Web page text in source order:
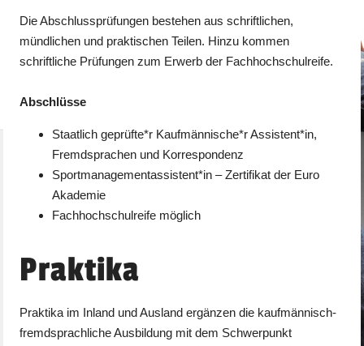
Die Abschlussprüfungen bestehen aus schriftlichen,
mündlichen und praktischen Teilen. Hinzu kommen
schriftliche Prüfungen zum Erwerb der Fachhochschulreife.
Abschlüsse
Staatlich geprüfte*r Kaufmännische*r Assistent*in,
Fremdsprachen und Korrespondenz
Sportmanagementassistent*in – Zertifikat der Euro
Akademie
Fachhochschulreife möglich
Praktika
Praktika im Inland und Ausland ergänzen die kaufmännisch-
fremdsprachliche Ausbildung mit dem Schwerpunkt